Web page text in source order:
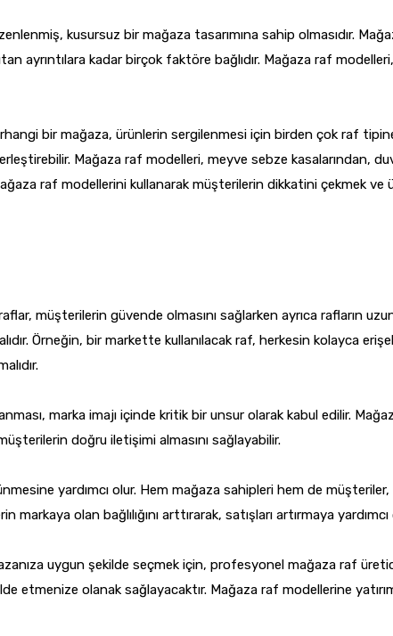
kusursuz bir mağaza tasarımına sahip olmasıdır.
ayrıntılara kadar birçok faktöre bağlıdır. Mağaza raf
bir mağaza, ürünlerin sergilenmesi için birden çok raf
Mağaza raf modelleri, meyve sebze kasalarından,
raf modellerini kullanarak müşterilerin dikkatini çekmek ve
müşterilerin güvende olmasını sağlarken ayrıca rafların
Örneğin, bir markette kullanılacak raf, herkesin kolayca
marka imajı içinde kritik bir unsur olarak kabul edilir.
doğru iletişimi almasını sağlayabilir.
yardımcı olur. Hem mağaza sahipleri hem de müşteriler,
olan bağlılığını arttırarak, satışları artırmaya yardımcı
uygun şekilde seçmek için, profesyonel mağaza raf
etmenize olanak sağlayacaktır. Mağaza raf modellerine